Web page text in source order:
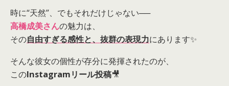
時に“天然”、でもそれだけじゃない──
高橋成美さんの魅力は、
その自由すぎる感性と、抜群の表現力にあります✨
そんな彼女の個性が存分に発揮されたのが、
このInstagramリール投稿🎥